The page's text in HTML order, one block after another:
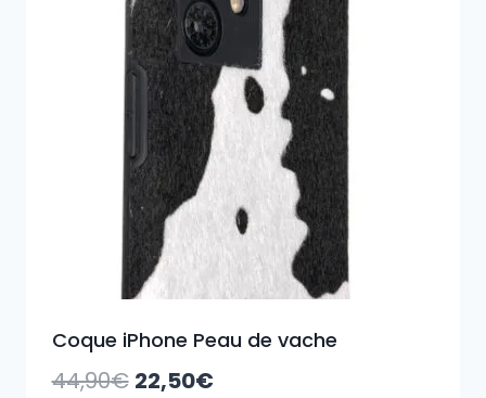
Coque iPhone Peau de vache
44,90€ Le
22,50€Le